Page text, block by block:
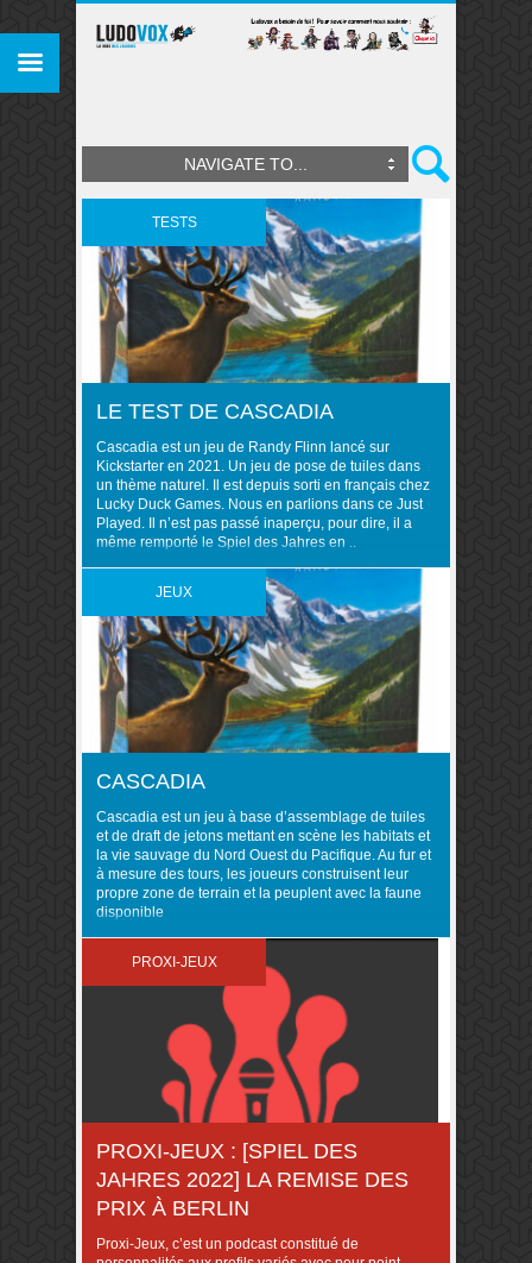
NAVIGATE TO...
TESTS
LE TEST DE CASCADIA
Cascadia est un jeu de Randy Flinn lancé sur
Kickstarter en 2021. Un jeu de pose de tuiles dans
un thème naturel. Il est depuis sorti en français chez
Lucky Duck Games. Nous en parlions dans ce Just
Played. Il n’est pas passé inaperçu, pour dire, il a
même remporté le Spiel des Jahres en ..
JEUX
CASCADIA
Cascadia est un jeu à base d’assemblage de tuiles
et de draft de jetons mettant en scène les habitats et
la vie sauvage du Nord Ouest du Pacifique. Au fur et
à mesure des tours, les joueurs construisent leur
propre zone de terrain et la peuplent avec la faune
disponible
PROXI-JEUX
PROXI-JEUX : [SPIEL DES
JAHRES 2022] LA REMISE DES
PRIX À BERLIN
Proxi-Jeux, c’est un podcast constitué de